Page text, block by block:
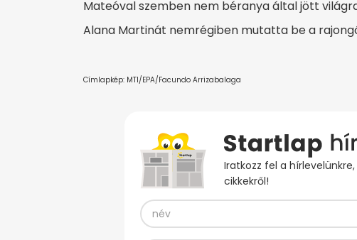
Mateóval szemben nem béranya által jött
Alana Martinát nemrégiben mutatta be a
Címlapkép: MTI/EPA/Facundo Arrizabalaga
Iratkozz fel a
cikkekről!